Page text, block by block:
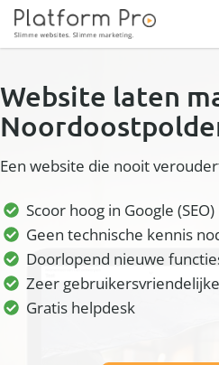
Website laten
Een website die nooit
Scoor hoog in Google (SEO)
Geen technische kennis
Doorlopend nieuwe
Zeer
Gratis helpdesk